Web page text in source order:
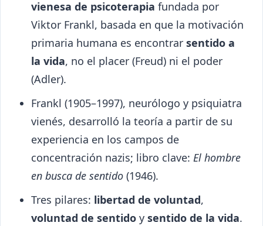
vienesa de psicoterapia fundada por
Viktor Frankl, basada en que la motivación
primaria humana es encontrar sentido a
la vida, no el placer (Freud) ni el poder
(Adler).
Frankl (1905–1997), neurólogo y psiquiatra
vienés, desarrolló la teoría a partir de su
experiencia en los campos de
concentración nazis; libro clave: El hombre
en busca de sentido (1946).
Tres pilares: libertad de voluntad,
voluntad de sentido y sentido de la vida.